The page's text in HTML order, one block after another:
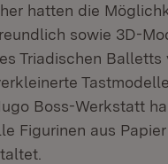
hatten die
sowie 3D-
Triadischen Balletts
Boss-Werkstatt
Figurinen aus